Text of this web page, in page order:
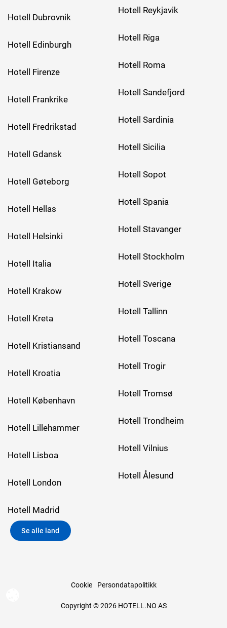
Hotell Dubrovnik
Hotell Edinburgh
Hotell Firenze
Hotell Frankrike
Hotell Fredrikstad
Hotell Gdansk
Hotell Gøteborg
Hotell Hellas
Hotell Helsinki
Hotell Italia
Hotell Krakow
Hotell Kreta
Hotell Kristiansand
Hotell Kroatia
Hotell København
Hotell Lillehammer
Hotell Lisboa
Hotell London
Hotell Madrid
Hotell Reykjavik
Hotell Riga
Hotell Roma
Hotell Sandefjord
Hotell Sardinia
Hotell Sicilia
Hotell Sopot
Hotell Spania
Hotell Stavanger
Hotell Stockholm
Hotell Sverige
Hotell Tallinn
Hotell Toscana
Hotell Trogir
Hotell Tromsø
Hotell Trondheim
Hotell Vilnius
Hotell Ålesund
Se alle land
Cookie Persondatapolitikk
Copyright © 2026 HOTELL.NO AS